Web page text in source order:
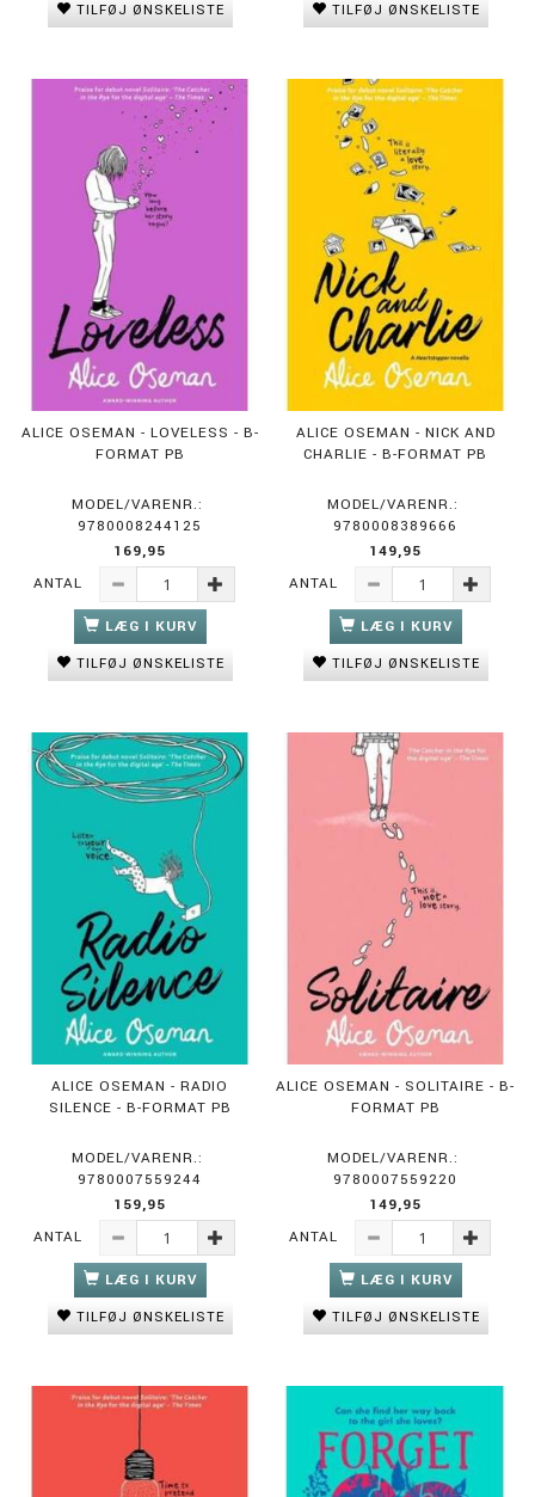
TILFØJ ØNSKELISTE TILFØJ ØNSKELISTE
ALICE OSEMAN - LOVELESS - B-
FORMAT PB
MODEL/VARENR.:
9780008244125
169,95
ANTAL
LÆG I KURV
TILFØJ ØNSKELISTE
ALICE OSEMAN - NICK AND
CHARLIE - B-FORMAT PB
MODEL/VARENR.:
9780008389666
149,95
ANTAL
LÆG I KURV
TILFØJ ØNSKELISTE
ALICE OSEMAN - RADIO
SILENCE - B-FORMAT PB
MODEL/VARENR.:
9780007559244
159,95
ANTAL
LÆG I KURV
TILFØJ ØNSKELISTE
ALICE OSEMAN - SOLITAIRE - B-
FORMAT PB
MODEL/VARENR.:
9780007559220
149,95
ANTAL
LÆG I KURV
TILFØJ ØNSKELISTE